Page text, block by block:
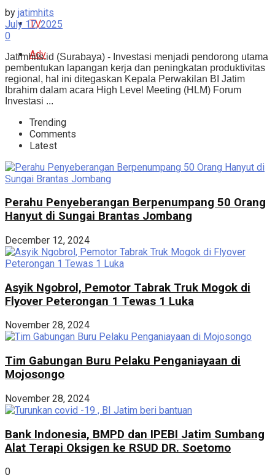
TV
Adv
by jatimhits
July 17, 2025
0
Jatimhits.id (Surabaya) - Investasi menjadi pendorong utama
pembentukan lapangan kerja dan peningkatan produktivitas
regional, hal ini ditegaskan Kepala Perwakilan BI Jatim
Ibrahim dalam acara High Level Meeting (HLM) Forum
Investasi ...
Trending
Comments
Latest
Perahu Penyeberangan Berpenumpang 50 Orang
Hanyut di Sungai Brantas Jombang
December 12, 2024
Asyik Ngobrol, Pemotor Tabrak Truk Mogok di
Flyover Peterongan 1 Tewas 1 Luka
November 28, 2024
Tim Gabungan Buru Pelaku Penganiayaan di
Mojosongo
November 28, 2024
Bank Indonesia, BMPD dan IPEBI Jatim Sumbang
Alat Terapi Oksigen ke RSUD DR. Soetomo
0